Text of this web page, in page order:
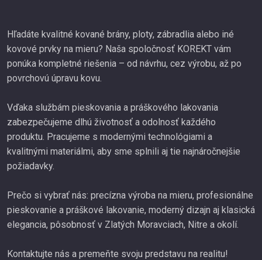
Hľadáte kvalitné kované brány, ploty, zábradlia alebo iné
kovové prvky na mieru? Naša spoločnosť KOREKT vám
ponúka kompletné riešenia – od návrhu, cez výrobu, až po
povrchovú úpravu kovu.
Vďaka službám pieskovania a práškového lakovania
zabezpečujeme dlhú životnosť a odolnosť každého
produktu. Pracujeme s modernými technológiami a
kvalitnými materiálmi, aby sme splnili aj tie najnáročnejšie
požiadavky.
Prečo si vybrať nás: precízna výroba na mieru, profesionálne
pieskovanie a práškové lakovanie, moderný dizajn aj klasická
elegancia, pôsobnosť v Zlatých Moravciach, Nitre a okolí.
Kontaktujte nás a premeňte svoju predstavu na realitu!